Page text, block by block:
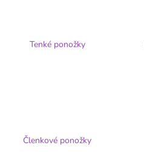
Tenké ponožky
Členkové ponožky